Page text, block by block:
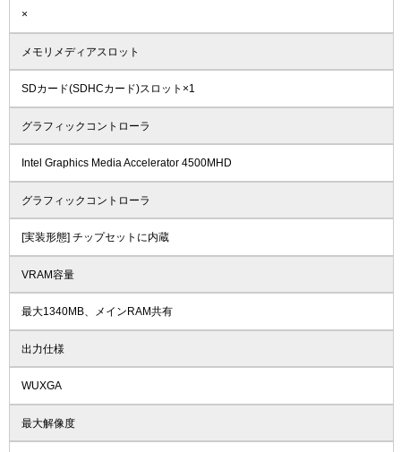
×
メモリメディアスロット
SDカード(SDHCカード)スロット×1
グラフィックコントローラ
Intel Graphics Media Accelerator 4500MHD
グラフィックコントローラ
[実装形態] チップセットに内蔵
VRAM容量
最大1340MB、メインRAM共有
出力仕様
WUXGA
最大解像度